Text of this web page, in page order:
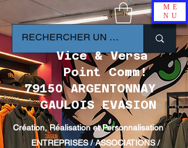
ME
NU
Vice & Versa
Point Comm!
79150 ARGENTONNAY
GAULOIS EVASION
Création, Réalisation et Personnalisation
ENTREPRISES / ASSOCIATIONS /